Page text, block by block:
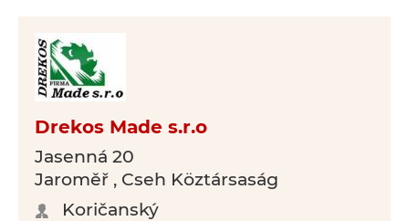
Drekos Made s.r.o
Jasenná 20
Jaroměř , Cseh Köztársaság
Koričanský